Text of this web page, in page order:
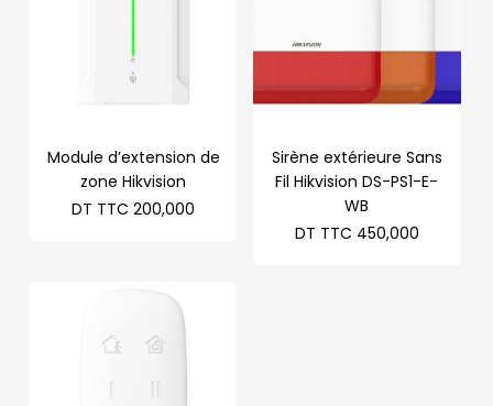
Module d’extension de
zone Hikvision
DT TTC 200,000
Sirène extérieure Sans
Fil Hikvision DS-PS1-E-
WB
DT TTC 450,000